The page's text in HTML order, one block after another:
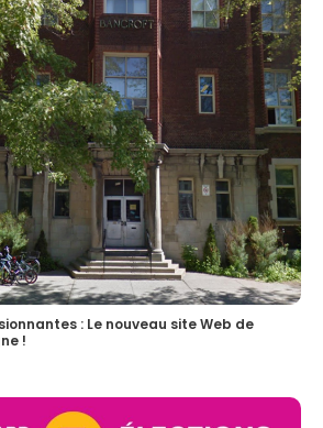
: Le nouveau site Web de
!